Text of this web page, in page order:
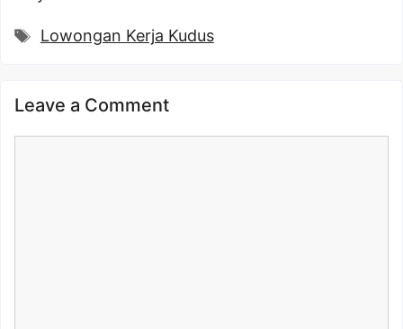
Tags
Lowongan Kerja Kudus
Leave a Comment